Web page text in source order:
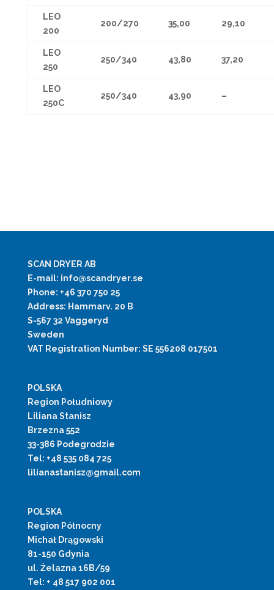
LEO
200
200/270 35,00 29,10
LEO
250
250/340 43,80 37,20
LEO
250C
250/340 43,90 –
SCAN DRYER AB
E-mail: info@scandryer.se
Phone: +46 370 750 25
Address: Hammarv. 20 B
S-567 32 Vaggeryd
Sweden
VAT Registration Number: SE 556208 017501
POLSKA
Region Południowy
Liliana Stanisz
Brzezna 552
33-386 Podegrodzie
Tel: +48 535 084 725
lilianastanisz@gmail.com
POLSKA
Region Północny
Michał Drągowski
81-150 Gdynia
ul. Żelazna 16B/59
Tel: + 48 517 902 001